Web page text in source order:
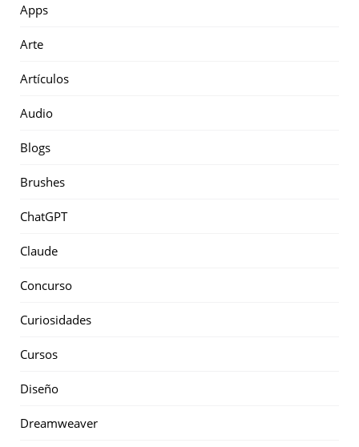
Apps
Arte
Artículos
Audio
Blogs
Brushes
ChatGPT
Claude
Concurso
Curiosidades
Cursos
Diseño
Dreamweaver